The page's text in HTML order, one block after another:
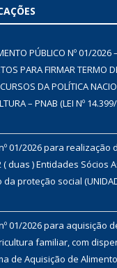
PÚBLICO Nº 01/2026
PARA FIRMAR TERMO
DA POLÍTICA
– PNAB (LEI Nº
01/2026 para realização
duas ) Entidades Sócios
proteção social
01/2026 para aquisição
familiar, com
de Aquisição de